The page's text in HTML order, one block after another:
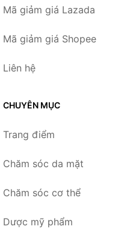
Mã giảm giá Lazada
Mã giảm giá Shopee
Liên hệ
CHUYÊN MỤC
Trang điểm
Chăm sóc da mặt
Chăm sóc cơ thể
Dược mỹ phẩm